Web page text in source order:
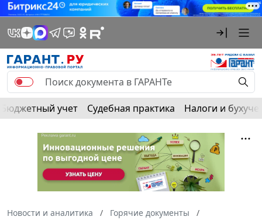
Бюджетный учет Судебная практика Налоги и
Новости и аналитика
Горячие документы